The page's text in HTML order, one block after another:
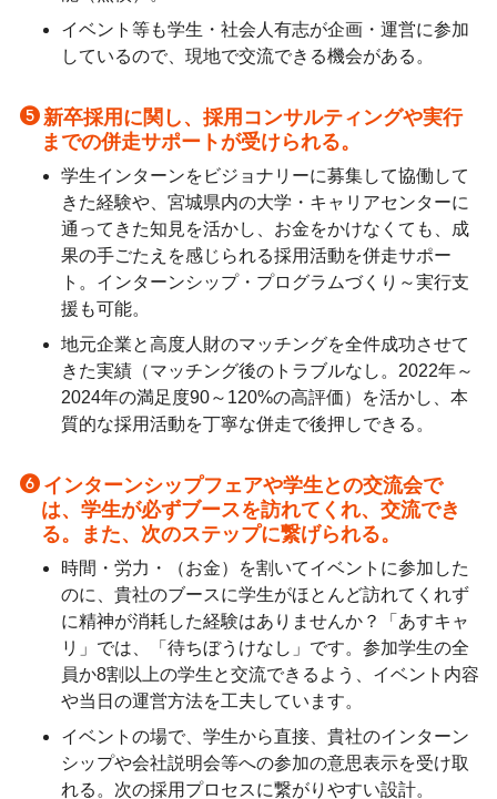
イベント等も学生・社会人有志が企画・運営に参加
しているので、現地で交流できる機会がある。
新卒採用に関し、採用コンサルティングや実行
までの併走サポートが受けられる。
学生インターンをビジョナリーに募集して協働して
きた経験や、宮城県内の大学・キャリアセンターに
通ってきた知見を活かし、お金をかけなくても、成
果の手ごたえを感じられる採用活動を併走サポー
ト。インターンシップ・プログラムづくり～実行支
援も可能。
地元企業と高度人財のマッチングを全件成功させて
きた実績（マッチング後のトラブルなし。2022年～
2024年の満足度90～120%の高評価）を活かし、本
質的な採用活動を丁寧な併走で後押しできる。
インターンシップフェアや学生との交流会で
は、学生が必ずブースを訪れてくれ、交流でき
る。また、次のステップに繋げられる。
時間・労力・（お金）を割いてイベントに参加した
のに、貴社のブースに学生がほとんど訪れてくれず
に精神が消耗した経験はありませんか？「あすキャ
リ」では、「待ちぼうけなし」です。参加学生の全
員か8割以上の学生と交流できるよう、イベント内容
や当日の運営方法を工夫しています。
イベントの場で、学生から直接、貴社のインターン
シップや会社説明会等への参加の意思表示を受け取
れる。次の採用プロセスに繋がりやすい設計。